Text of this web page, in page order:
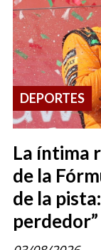
La íntima
de la
de la
perdedor”
DEPORTES